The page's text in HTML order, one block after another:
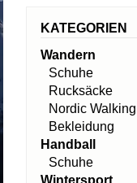
KATEGORIEN
Wandern
Schuhe
Rucksäcke
Nordic Walking
Bekleidung
Handball
Schuhe
Wintersport